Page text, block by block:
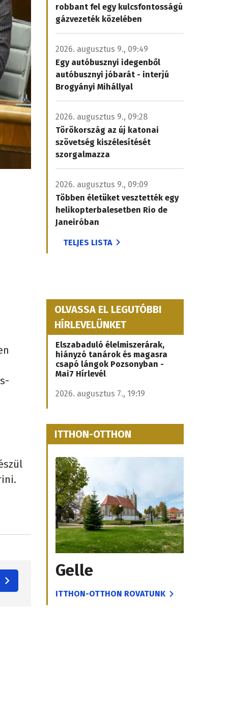
robbant fel egy kulcsfontosságú
gázvezeték közelében
2026. augusztus 9., 09:49
Egy autóbusznyi idegenből
autóbusznyi jóbarát - interjú
Brogyányi Mihállyal
2026. augusztus 9., 09:28
Törökország az új katonai
szövetség kiszélesítését
szorgalmazza
2026. augusztus 9., 09:09
Többen életüket vesztették egy
helikopterbalesetben Rio de
Janeiróban
TELJES LISTA
OLVASSA EL LEGUTÓBBI
HÍRLEVELÜNKET
Elszabaduló élelmiszerárak,
hiányzó tanárok és magasra
csapó lángok Pozsonyban -
Mai7 Hírlevél
2026. augusztus 7., 19:19
ITTHON-OTTHON
Gelle
ITTHON-OTTHON ROVATUNK